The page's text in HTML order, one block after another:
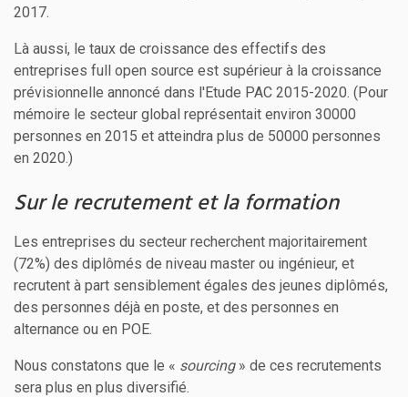
2017.
Là aussi, le taux de croissance des effectifs des
entreprises full open source est supérieur à la croissance
prévisionnelle annoncé dans l'Etude PAC 2015-2020. (Pour
mémoire le secteur global représentait environ 30000
personnes en 2015 et atteindra plus de 50000 personnes
en 2020.)
Sur le recrutement et la formation
Les entreprises du secteur recherchent majoritairement
(72%) des diplômés de niveau master ou ingénieur, et
recrutent à part sensiblement égales des jeunes diplômés,
des personnes déjà en poste, et des personnes en
alternance ou en POE.
Nous constatons que le « sourcing » de ces recrutements
sera plus en plus diversifié.